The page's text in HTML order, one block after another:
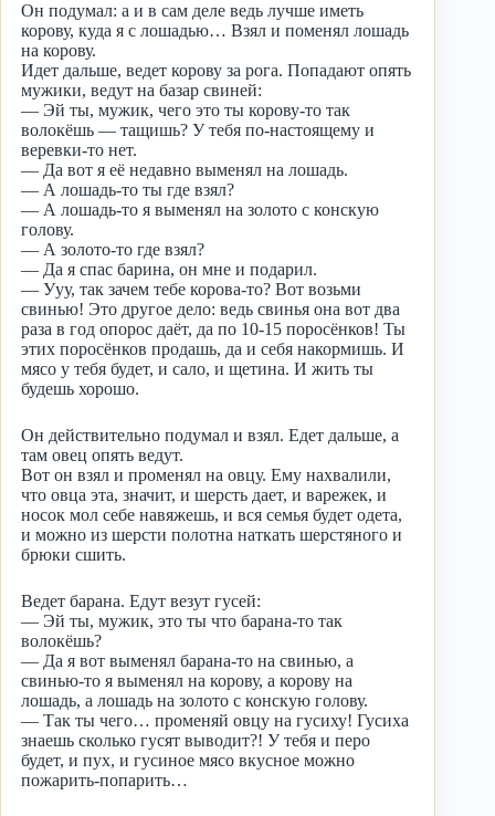
Он подумал: а и в сам деле ведь лучше иметь
корову, куда я с лошадью… Взял и поменял лошадь
на корову.
Идет дальше, ведет корову за рога. Попадают опять
мужики, ведут на базар свиней:
— Эй ты, мужик, чего это ты корову-то так
волокёшь — тащишь? У тебя по-настоящему и
веревки-то нет.
— Да вот я её недавно выменял на лошадь.
— А лошадь-то ты где взял?
— А лошадь-то я выменял на золото с конскую
голову.
— А золото-то где взял?
— Да я спас барина, он мне и подарил.
— Ууу, так зачем тебе корова-то? Вот возьми
свинью! Это другое дело: ведь свинья она вот два
раза в год опорос даёт, да по 10-15 поросёнков! Ты
этих поросёнков продашь, да и себя накормишь. И
мясо у тебя будет, и сало, и щетина. И жить ты
будешь хорошо.
Он действительно подумал и взял. Едет дальше, а
там овец опять ведут.
Вот он взял и променял на овцу. Ему нахвалили,
что овца эта, значит, и шерсть дает, и варежек, и
носок мол себе навяжешь, и вся семья будет одета,
и можно из шерсти полотна наткать шерстяного и
брюки сшить.
Ведет барана. Едут везут гусей:
— Эй ты, мужик, это ты что барана-то так
волокёшь?
— Да я вот выменял барана-то на свинью, а
свинью-то я выменял на корову, а корову на
лошадь, а лошадь на золото с конскую голову.
— Так ты чего… променяй овцу на гусиху! Гусиха
знаешь сколько гусят выводит?! У тебя и перо
будет, и пух, и гусиное мясо вкусное можно
пожарить-попарить…